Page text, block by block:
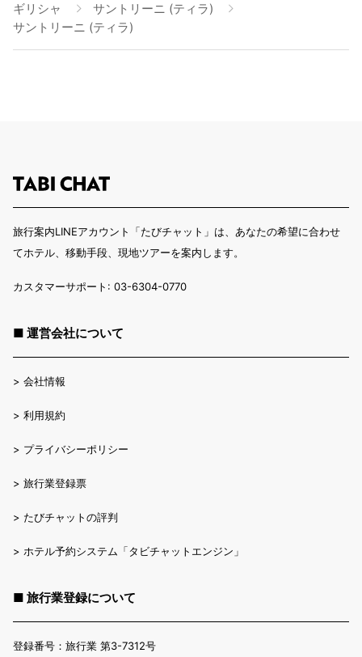
ギリシャ
サントリーニ (ティラ)
サントリーニ (ティラ)
旅行案内LINEアカウント「たびチャット」は、あなたの希望に合わせ
てホテル、移動手段、現地ツアーを案内します。
カスタマーサポート: 03-6304-0770
■ 運営会社について
> 会社情報
> 利用規約
> プライバシーポリシー
> 旅行業登録票
> たびチャットの評判
> ホテル予約システム「タビチャットエンジン」
■ 旅行業登録について
登録番号：旅行業 第3-7312号